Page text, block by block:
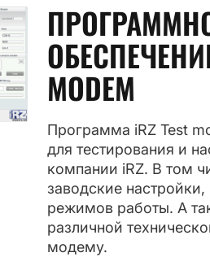
Преобразователи
интерфейсов
MODEM
Программа iRZ Test
для тестирования и
компании iRZ. В том
заводские
режимов работы. А
различной
модему.